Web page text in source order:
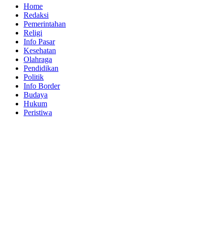
Home
Redaksi
Pemerintahan
Religi
Info Pasar
Kesehatan
Olahraga
Pendidikan
Politik
Info Border
Budaya
Hukum
Peristiwa